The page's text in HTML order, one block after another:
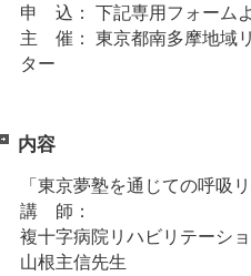
申 込： 下記専用フォーム
主 催： 東京都南多摩地域
ター
内容
「東京夢塾を通じての呼吸
講 師：
複十字病院リハビリテーシ
山根主信先生